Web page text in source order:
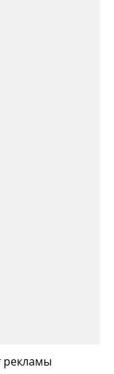
рекламы